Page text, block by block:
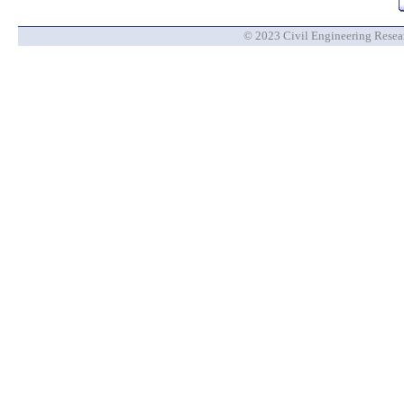
© 2023 Civil Engineering